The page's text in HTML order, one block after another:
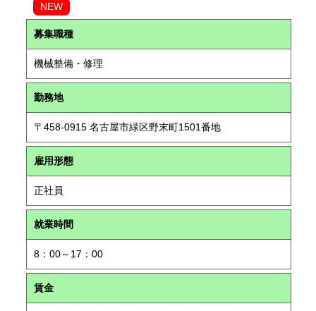
NEW
募集職種
機械整備・修理
勤務地
〒458-0915 名古屋市緑区野末町1501番地
雇用形態
正社員
就業時間
8：00～17：00
賃金